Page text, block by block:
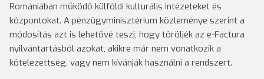
Romániában működő külföldi kulturális intézeteket és
központokat. A pénzügyminisztérium közleménye szerint a
módosítás azt is lehetővé teszi, hogy töröljék az e-Factura
nyilvántartásból azokat, akikre már nem vonatkozik a
kötelezettség, vagy nem kívánják használni a rendszert.